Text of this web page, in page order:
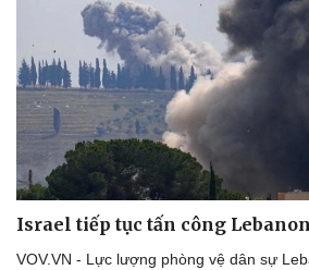
Israel tiếp tục tấn công
VOV.VN - Lực lượng phòng vệ dân sự